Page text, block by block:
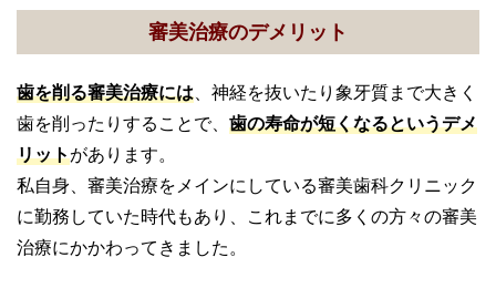
審美治療のデメリット
歯を削る審美治療には、神経を抜いたり象牙質まで大きく
歯を削ったりすることで、 歯の寿命が短くなるというデメ
リットがあります。
私自身、審美治療をメインにしている審美歯科クリニック
に勤務していた時代もあり、これまでに多くの方々の審美
治療にかかわってきました。